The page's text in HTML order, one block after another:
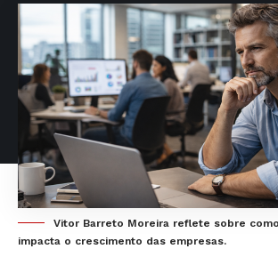
Vitor Barreto Moreira reflete sobre
impacta o crescimento das empresas.